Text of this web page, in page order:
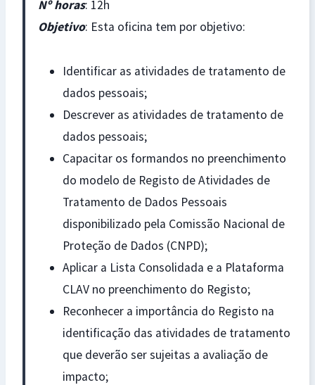
Nº horas: 12h
Objetivo: Esta oficina tem por objetivo:
Identificar as atividades de tratamento de
dados pessoais;
Descrever as atividades de tratamento de
dados pessoais;
Capacitar os formandos no preenchimento
do modelo de Registo de Atividades de
Tratamento de Dados Pessoais
disponibilizado pela Comissão Nacional de
Proteção de Dados (CNPD);
Aplicar a Lista Consolidada e a Plataforma
CLAV no preenchimento do Registo;
Reconhecer a importância do Registo na
identificação das atividades de tratamento
que deverão ser sujeitas a avaliação de
impacto;